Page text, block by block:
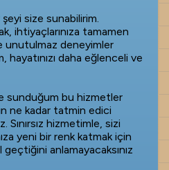
size sunabilirim.
ihtiyaçlarınıza tamamen
unutulmaz deneyimler
hayatınızı daha eğlenceli ve
sunduğum bu hizmetler
ne kadar tatmin edici
hizmetimle, sizi
yeni bir renk katmak için
geçtiğini anlamayacaksınız